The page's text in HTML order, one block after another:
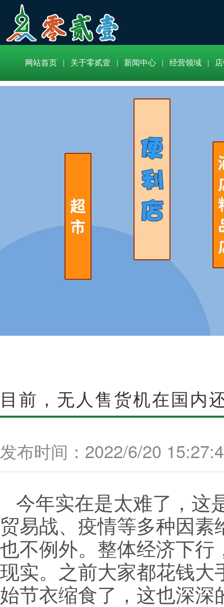
网站首页 | 关于零贰壹 | 新闻中心 | 经营领域 |
目前，无人售货机在国内
发布时间：2022/6/20
今年实在是太难了，这
贸易战、疫情等多种因
也不例外。整体经济下行
现实。之前大家都花钱大
始节衣缩食了，这也深深